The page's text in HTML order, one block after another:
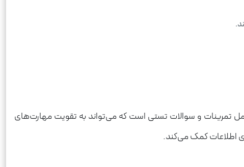
تمرینات و سوالات تستی است که می‌تواند به تقویت مهارت‌های
اطلاعات کمک می‌کند.